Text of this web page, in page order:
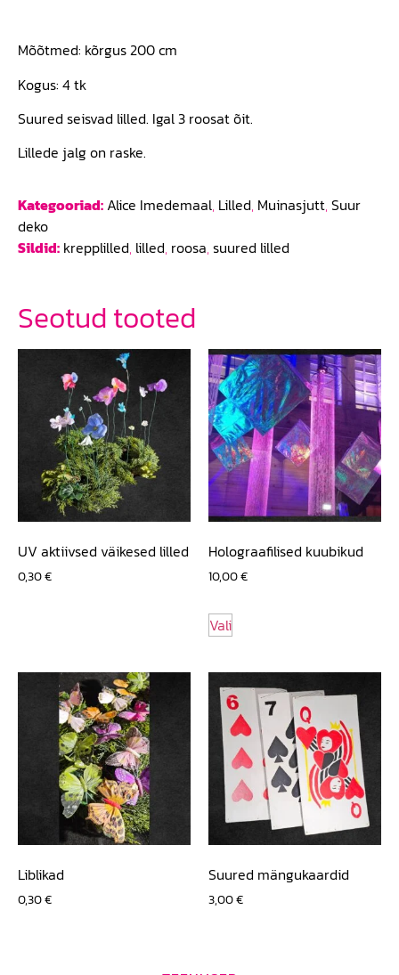
Mõõtmed: kõrgus 200 cm
Kogus: 4 tk
Suured seisvad lilled. Igal 3 roosat õit.
Lillede jalg on raske.
Kategooriad: Alice Imedemaal, Lilled, Muinasjutt, Suur
deko
Sildid: krepplilled, lilled, roosa, suured lilled
Seotud tooted
UV aktiivsed väikesed lilled
0,30€
Holograafilised kuubikud
10,00€
Vali
Liblikad
0,30€
Suured mängukaardid
3,00€